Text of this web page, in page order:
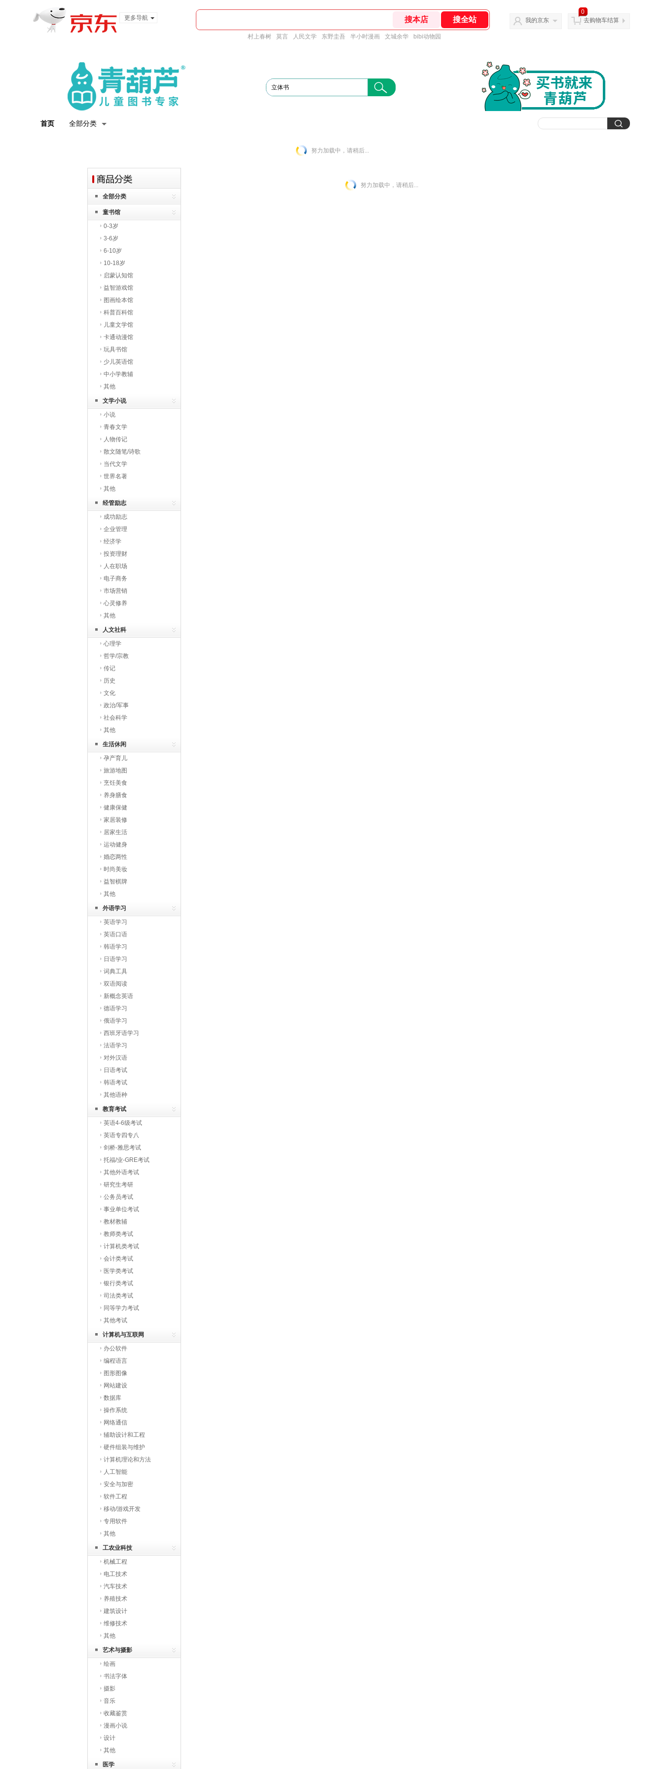
更多导航
村上春树 莫言 人民文学 东野圭吾 半小时漫画 文城余华 bibi动物园
我的京东
0
去购物车结算
首页 全部分类
努力加载中，请稍后...
全部分类
童书馆
0-3岁
3-6岁
6-10岁
10-18岁
启蒙认知馆
益智游戏馆
图画绘本馆
科普百科馆
儿童文学馆
卡通动漫馆
玩具书馆
少儿英语馆
中小学教辅
其他
文学小说
小说
青春文学
人物传记
散文随笔/诗歌
当代文学
世界名著
其他
经管励志
成功励志
企业管理
经济学
投资理财
人在职场
电子商务
市场营销
心灵修养
其他
人文社科
心理学
哲学/宗教
传记
历史
文化
政治/军事
社会科学
其他
生活休闲
孕产育儿
旅游地图
烹饪美食
养身膳食
健康保健
家居装修
居家生活
运动健身
婚恋两性
时尚美妆
益智棋牌
其他
外语学习
英语学习
英语口语
韩语学习
日语学习
词典工具
双语阅读
新概念英语
德语学习
俄语学习
西班牙语学习
法语学习
对外汉语
日语考试
韩语考试
其他语种
教育考试
英语4-6级考试
英语专四专八
剑桥-雅思考试
托福/业-GRE考试
其他外语考试
研究生考研
公务员考试
事业单位考试
教材教辅
教师类考试
计算机类考试
会计类考试
医学类考试
银行类考试
司法类考试
同等学力考试
其他考试
计算机与互联网
办公软件
编程语言
图形图像
网站建设
数据库
操作系统
网络通信
辅助设计和工程
硬件组装与维护
计算机理论和方法
人工智能
安全与加密
软件工程
移动/游戏开发
专用软件
其他
工农业科技
机械工程
电工技术
汽车技术
养殖技术
建筑设计
维修技术
其他
艺术与摄影
绘画
书法字体
摄影
音乐
收藏鉴赏
漫画小说
设计
其他
医学
努力加载中，请稍后...